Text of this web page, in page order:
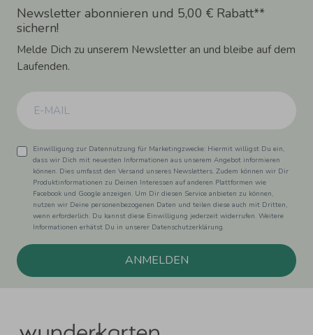
Newsletter abonnieren und 5,00 € Rabatt**
sichern!
Melde Dich zu unserem Newsletter an und bleibe auf dem
Laufenden.
Einwilligung zur Datennutzung für Marketingzwecke: Hiermit willigst Du ein,
dass wir Dich mit neuesten Informationen aus unserem Angebot informieren
können. Dies umfasst den Versand unseres Newsletters. Zudem können wir Dir
Produktinformationen zu Deinen Interessen auf anderen Plattformen wie
Facebook und Google anzeigen. Um Dir diesen Service anbieten zu können,
nutzen wir Deine personenbezogenen Daten und teilen diese auch mit Dritten,
wenn erforderlich. Du kannst diese Einwilligung jederzeit widerrufen. Weitere
Informationen erhätst Du in unserer Datenschutzerklärung.
ANMELDEN